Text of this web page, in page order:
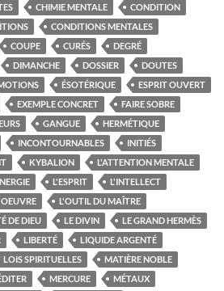
CHIMIE MENTALE
CONDITION
CONDITIONS MENTALES
COUPE CURÉS
DEGRÉ
DIMANCHE DOSSIER
DOUTES
ÉSOTÉRIQUE
ESPRIT OUVERT
EXEMPLE CONCRET
FAIRE SOBRE
GANGUE
HERMÉTIQUE
INCONTOURNABLES
INITIÉS
KYBALION
L'ATTENTION MENTALE
L'ESPRIT
L'INTELLECT
L'OUTIL DU MAÎTRE
DE DIEU LE DIVIN
LE GRAND HERMÈS
LIBERTÉ
LIQUIDE ARGENTÉ
LOIS SPIRITUELLES
MATIÈRE NOBLE
MERCURE
MÉTAUX